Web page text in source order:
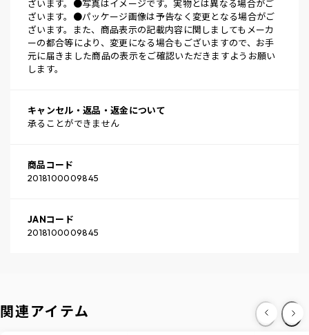
ざいます。●写真はイメージです。実物とは異なる場合がご
ざいます。●パッケージ画像は予告なく変更となる場合がご
ざいます。また、商品表示の記載内容に関しましてもメーカ
ーの都合等により、変更になる場合もございますので、お手
元に届きました商品の表示をご確認いただきますようお願い
します。
キャンセル・返品・返金について
承ることができません
商品コード
2018100009845
JANコード
2018100009845
関連アイテム